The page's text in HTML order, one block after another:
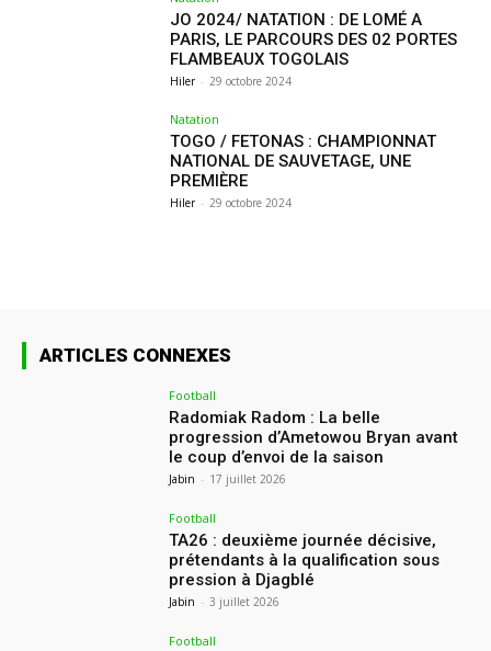
JO 2024/ NATATION : DE LOMÉ A
PARIS, LE PARCOURS DES 02 PORTES
FLAMBEAUX TOGOLAIS
Hiler - 29 octobre 2024
Natation
TOGO / FETONAS : CHAMPIONNAT
NATIONAL DE SAUVETAGE, UNE
PREMIÈRE
Hiler - 29 octobre 2024
ARTICLES CONNEXES
Football
Radomiak Radom : La belle
progression d’Ametowou Bryan avant
le coup d’envoi de la saison
Jabin - 17 juillet 2026
Football
TA26 : deuxième journée décisive,
prétendants à la qualification sous
pression à Djagblé
Jabin - 3 juillet 2026
Football